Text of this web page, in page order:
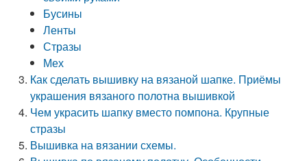
Бусины
Ленты
Стразы
Мех
Как сделать вышивку на вязаной шапке. Приёмы
украшения вязаного полотна вышивкой
Чем украсить шапку вместо помпона. Крупные
стразы
Вышивка на вязании схемы.